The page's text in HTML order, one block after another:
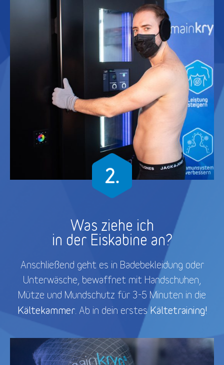
Was ziehe ich
in der Eiskabine an?
Anschließend geht es in Badebekleidung oder
Unterwäsche, bewaffnet mit Handschuhen,
Mütze und Mundschutz für 3-5 Minuten in die
Kältekammer. Ab in dein erstesKältetraining!